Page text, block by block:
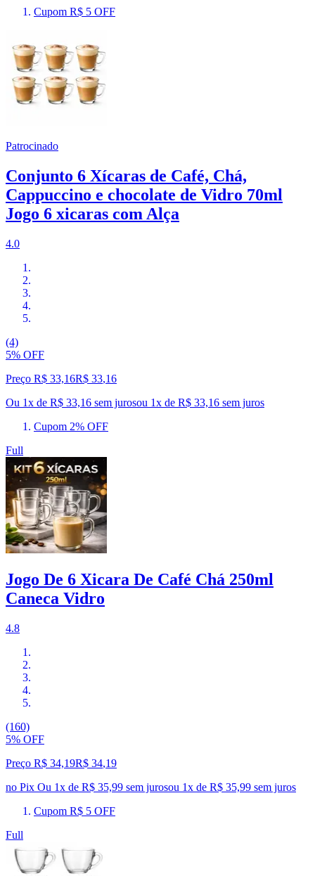
Cupom R$ 5 OFF
Patrocinado
Conjunto 6 Xícaras de Café, Chá,
Cappuccino e chocolate de Vidro 70ml
Jogo 6 xicaras com Alça
4.0
(4)
5% OFF
Preço R$ 33,16R$ 33,16
Ou 1x de R$ 33,16 sem jurosou 1x de R$ 33,16 sem juros
Cupom 2% OFF
Full
Jogo De 6 Xicara De Café Chá 250ml
Caneca Vidro
4.8
(160)
5% OFF
Preço R$ 34,19R$ 34,19
no Pix Ou 1x de R$ 35,99 sem jurosou 1x de R$ 35,99 sem juros
Cupom R$ 5 OFF
Full